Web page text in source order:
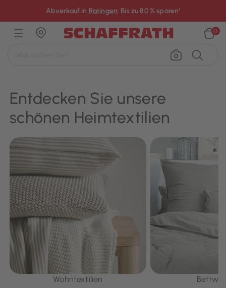
Abverkauf in Ratingen: Bis zu 80 % sparen¹
0
Entdecken Sie unsere
schönen Heimtextilien
Wohntextilien